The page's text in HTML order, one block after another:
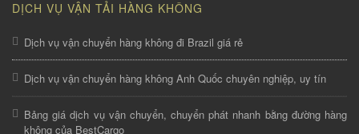
DỊCH VỤ VẬN TẢI HÀNG KHÔNG
Dịch vụ vận chuyển hàng không đi Brazil giá rẻ
Dịch vụ vận chuyển hàng không Anh Quốc chuyên nghiệp, uy tín
Bảng giá dịch vụ vận chuyển, chuyển phát nhanh bằng đường hàng
không của BestCargo